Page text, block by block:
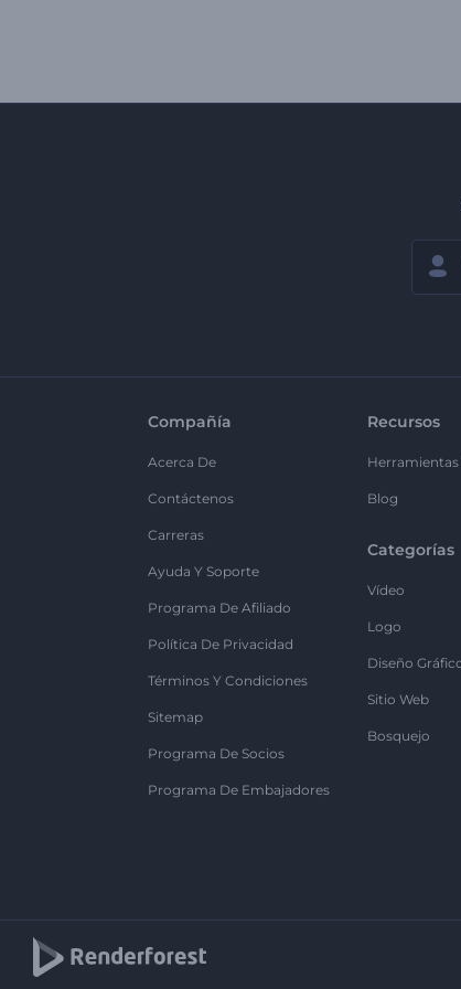
Compañía
Acerca De
Contáctenos
Carreras
Ayuda Y Soporte
Programa De Afiliado
Política De Privacidad
Términos Y Condiciones
Sitemap
Programa De Socios
Programa De Embajadores
Recursos
Blog
Categorías
Vídeo
Logo
Diseño
Sitio Web
Bosquejo